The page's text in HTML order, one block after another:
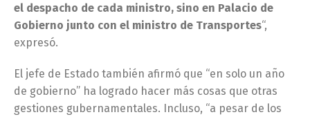
el despacho de cada ministro, sino en Palacio de
Gobierno junto con el ministro de Transportes“,
expresó.
El jefe de Estado también afirmó que “en solo un año
de gobierno” ha logrado hacer más cosas que otras
gestiones gubernamentales. Incluso, “a pesar de los